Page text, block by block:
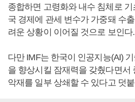
종합하면 고령화와 내수 침체로
국 경제에 관세 변수가 가중돼 수
려운 상황이 이어질 것으로 보인다.
다만 IMF는 한국이 인공지능(AI)
을 향상시킬 잠재력을 갖췄다면서
악재를 일부 상쇄할 수 있다고 덧